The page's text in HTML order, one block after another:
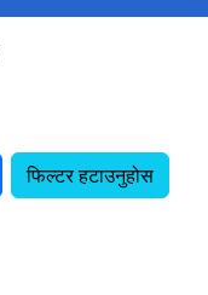
फिल्टर हटाउनुहोस